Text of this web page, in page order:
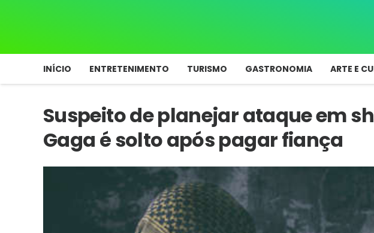
INÍCIO ENTRETENIMENTO TURISMO GASTRONOMIA ARTE E
Suspeito de planejar ataque em
Gaga é solto após pagar fiança